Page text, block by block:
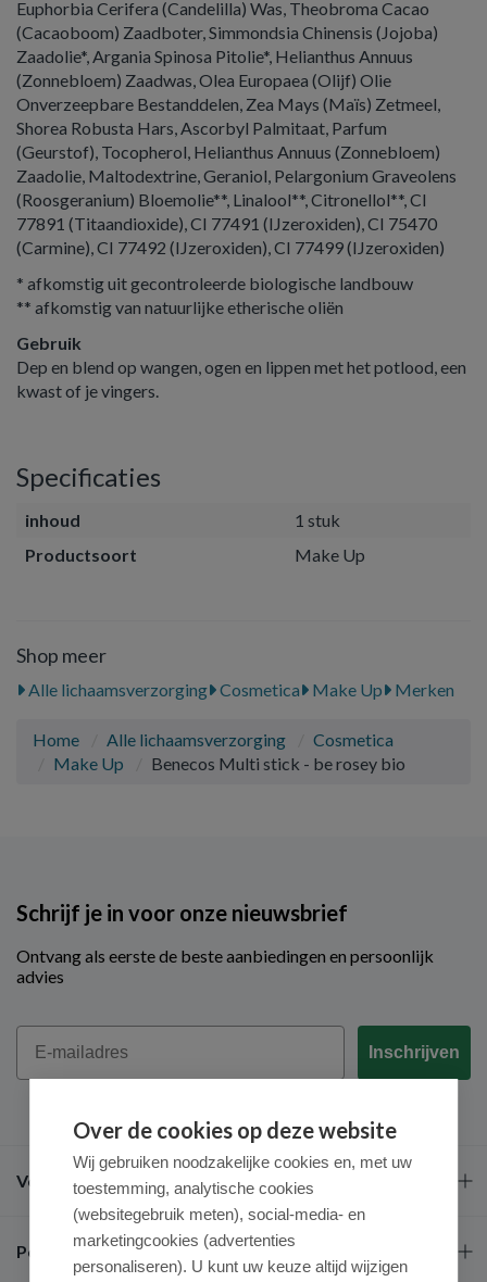
Euphorbia Cerifera (Candelilla) Was, Theobroma Cacao
(Cacaoboom) Zaadboter, Simmondsia Chinensis (Jojoba)
Zaadolie*, Argania Spinosa Pitolie*, Helianthus Annuus
(Zonnebloem) Zaadwas, Olea Europaea (Olijf) Olie
Onverzeepbare Bestanddelen, Zea Mays (Maïs) Zetmeel,
Shorea Robusta Hars, Ascorbyl Palmitaat, Parfum
(Geurstof), Tocopherol, Helianthus Annuus (Zonnebloem)
Zaadolie, Maltodextrine, Geraniol, Pelargonium Graveolens
(Roosgeranium) Bloemolie**, Linalool**, Citronellol**, CI
77891 (Titaandioxide), CI 77491 (IJzeroxiden), CI 75470
(Carmine), CI 77492 (IJzeroxiden), CI 77499 (IJzeroxiden)
* afkomstig uit gecontroleerde biologische landbouw
** afkomstig van natuurlijke etherische oliën
Gebruik
Dep en blend op wangen, ogen en lippen met het potlood, een
kwast of je vingers.
Specificaties
inhoud
1 stuk
Productsoort
Make Up
Shop meer
Alle lichaamsverzorging Cosmetica Make Up Merken
Home Alle lichaamsverzorging
Cosmetica
Make Up
Benecos Multi stick - be rosey bio
Schrijf je in voor onze nieuwsbrief
Ontvang als eerste de beste aanbiedingen en persoonlijk
advies
Email
Inschrijven
Veel gestelde vragen
Populaire merken
Over de cookies op deze website
Wij gebruiken noodzakelijke cookies en, met uw
toestemming, analytische cookies
(websitegebruik meten), social-media- en
marketingcookies (advertenties
personaliseren). U kunt uw keuze altijd wijzigen